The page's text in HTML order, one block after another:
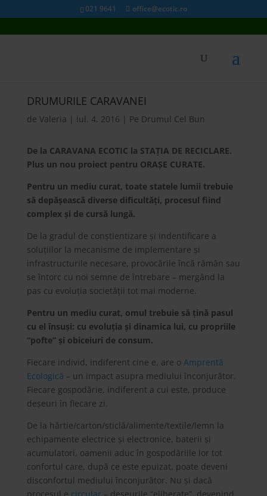
021 9641 office@ecotic.ro
DRUMURILE CARAVANEI
de Valeria | iul. 4, 2016 | Pe Drumul Cel Bun
De la CARAVANA ECOTIC la STAŢIA DE RECICLARE.
Plus un nou proiect pentru ORAȘE CURATE.
Pentru un mediu curat, toate statele lumii trebuie
să depășească diverse dificultăţi, procesul fiind
complex și de cursă lungă.
De la gradul de conștientizare și indentificare a
soluţiilor la mecanisme de implementare și
infrastructurile necesare, provocările încă rămân sau
se întorc cu noi semne de întrebare – mergând la
pas cu evoluţia societăţii tot mai moderne.
Pentru un mediu curat, omul trebuie să ţină pasul
cu el însuși: cu evoluţia și dinamica lui, cu propriile
“pofte” și obiceiuri de consum.
Fiecare individ, indiferent cine e, are o Amprentă
Ecologică – un impact asupra mediului înconjurător.
Fiecare gospodărie, indiferent a cui este, produce
deșeuri în fiecare zi.
De la hârtie/carton/sticlă/alimente/textile/lemn la
echipamente electrice și electronice, baterii și
acumulatori, oamenii aduc în gospodăriile lor tot
confortul care, după ce este epuizat, poate deveni
disconfortul mediului înconjurător. Nu și dacă